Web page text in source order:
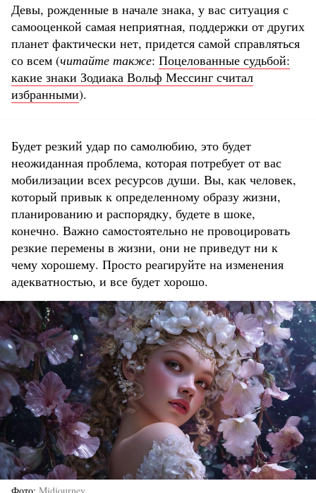
Девы, рожденные в начале знака, у вас ситуация с
самооценкой самая неприятная, поддержки от других
планет фактически нет, придется самой справляться
со всем (читайте также: Поцелованные судьбой:
какие знаки Зодиака Вольф Мессинг считал
избранными).
Будет резкий удар по самолюбию, это будет
неожиданная проблема, которая потребует от вас
мобилизации всех ресурсов души. Вы, как человек,
который привык к определенному образу жизни,
планированию и распорядку, будете в шоке,
конечно. Важно самостоятельно не провоцировать
резкие перемены в жизни, они не приведут ни к
чему хорошему. Просто реагируйте на изменения
адекватностью, и все будет хорошо.